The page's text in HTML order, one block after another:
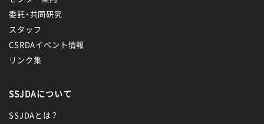
2026.07.14
1835「介護労働実態調査，2024」（介護労働安定センター）を
公開しました。
2026.06.23
委託・共同研究
スタッフ
CSRDAイベント情報
リンク集
SSJDAについて
SSJDAとは？